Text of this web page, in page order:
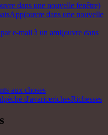
dans une nouvelle fenêtre)
dans une nouvelle
e-mail à un ami(ouvre dans
aux choses
péché d'avaricerichesRichesses